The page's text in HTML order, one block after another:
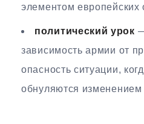
элементом европейских
политический урок
зависимость армии от
опасность ситуации,
обнуляются изменением